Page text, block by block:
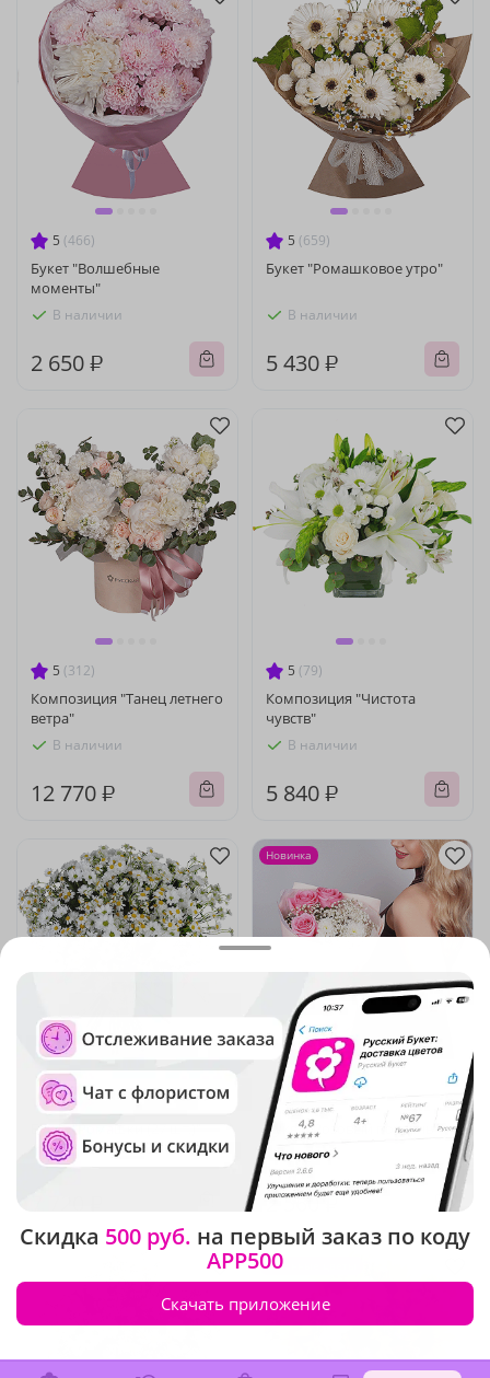
5 (466)
Букет "Волшебные
моменты"
В наличии
2 650 ₽
5 (659)
Букет "Ромашковое утро"
В наличии
5 430 ₽
5 (312)
Композиция "Танец летнего
ветра"
В наличии
12 770 ₽
5 (79)
Композиция "Чистота
чувств"
В наличии
5 840 ₽
4.9(338)
Букет "Ромашки (27 шт.)"
В наличии
Букет "Розовый полдень"
В наличии
2 560 ₽
Новинка
Сезонные цветы
Скидка 500 руб. на первый заказ по коду
APP500
Скачать приложение